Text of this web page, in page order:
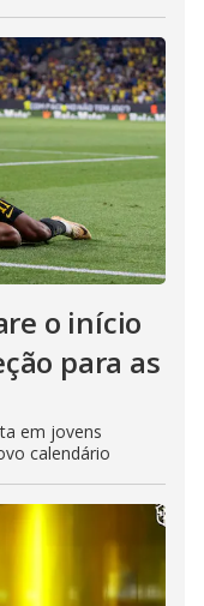
o início
para as
em jovens
calendário